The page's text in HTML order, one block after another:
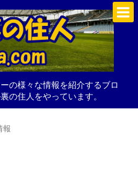
の様々な情報を紹介するブロ
の住人をやっています。
報